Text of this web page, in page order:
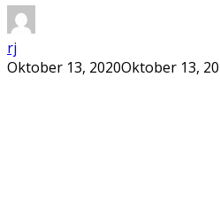
rj
Oktober 13, 2020Oktober 13,